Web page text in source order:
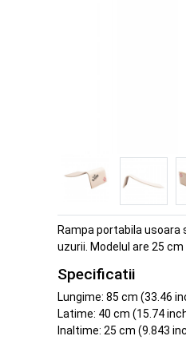
Rampa portabila
uzurii. Modelul are 25
Specificatii
Lungime: 85 cm (33.46
Latime: 40 cm (15.74
Inaltime: 25 cm (9.843